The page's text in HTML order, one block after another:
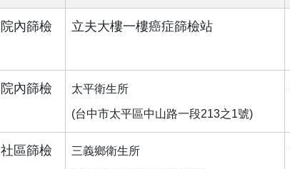
院內篩檢 立夫大樓一樓癌症篩檢站
院內篩檢 太平衛生所
(台中市太平區中山路一段213之1號)
社區篩檢 三義鄉衛生所